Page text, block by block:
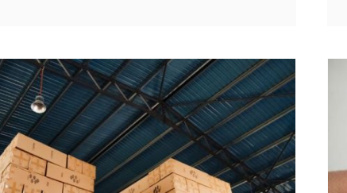
optimiza pedidos, almacén y entregas